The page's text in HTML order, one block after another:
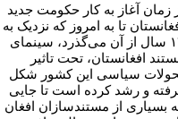
زمان آغاز به کار حکومت جدید
تا به امروز که نزدیک به
۱۳ سال از آن می‌گذرد، سینمای
افغانستان، تحت تاثیر
سیاسی این کشور شکل
و رشد کرده است تا جایی
بسیاری از مستندسازان افغان